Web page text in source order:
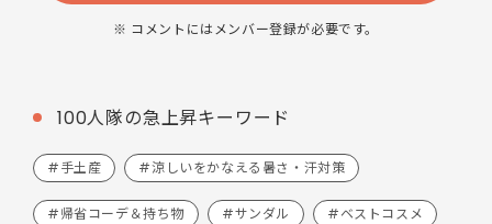
※ コメントにはメンバー登録が必要です。
100人隊の急上昇キーワード
#手土産 #涼しいをかなえる暑さ・汗対策
#帰省コーデ＆持ち物 #サンダル #ベストコスメ